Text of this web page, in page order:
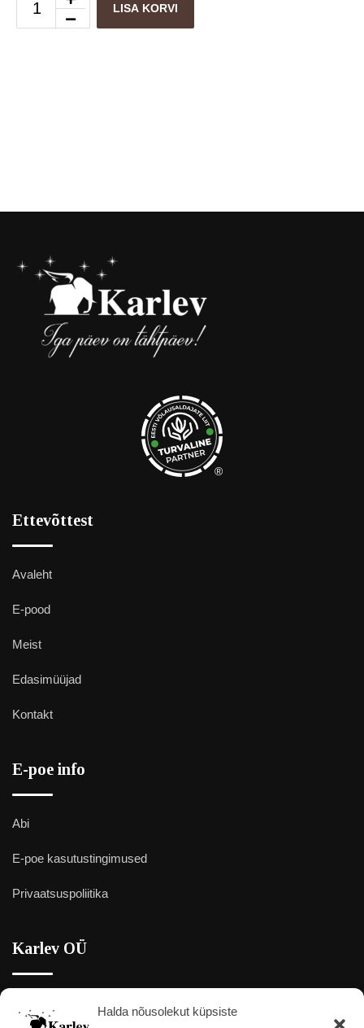
Halda nõusolekut küpsiste
LISA KORVI
®
Ettevõttest
Avaleht
E-pood
Meist
Edasimüüjad
Kontakt
E-poe info
Abi
E-poe kasutustingimused
Privaatsuspoliitika
Karlev OÜ
Elektroni 2, Kristiine linnaosa, Tallinn 13415